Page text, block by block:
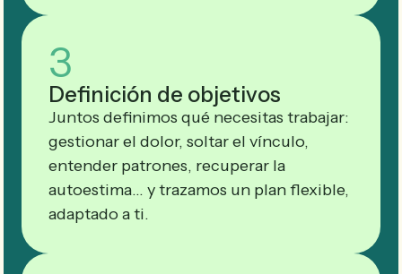
3
Definición de objetivos
Juntos definimos qué necesitas trabajar:
gestionar el dolor, soltar el vínculo,
entender patrones, recuperar la
autoestima… y trazamos un plan flexible,
adaptado a ti.